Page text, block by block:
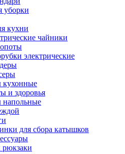
уборки
кухни
чайники
электрические
кухонные
и здоровья
напольные
для сбора катышков